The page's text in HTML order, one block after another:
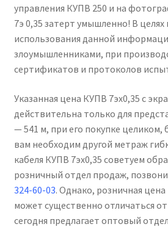
управления КУПВ 250 и на
7э 0,35 затерт умышленно! В
использования данной
злоумышленниками, при
сертификатов и протоколов
Указанная цена КУПВ 7эх0,35 с
действительна только для
— 541 м, при его покупке целиком,
вам необходим другой метраж
кабеля КУПВ 7эх0,35 советуем
розничный отдел продаж,
324-60-03. Однако, розничная
может существенно отличаться
сегодня предлагает оптовый